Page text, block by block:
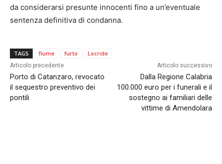
da considerarsi presunte innocenti fino a un’eventuale
sentenza definitiva di condanna.
TAGS fiume furto Locride
Articolo precedente
Porto di Catanzaro, revocato
il sequestro preventivo dei
pontili
Articolo successivo
Dalla Regione Calabria
100.000 euro per i funerali e il
sostegno ai familiari delle
vittime di Amendolara